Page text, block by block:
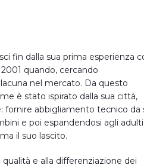
fin dalla sua prima esperienza
quando, cercando
nel mercato. Da questo
è stato ispirato dalla sua città,
fornire abbigliamento tecnico da
e poi espandendosi agli adulti.
il suo lascito.
e alla differenziazione dei